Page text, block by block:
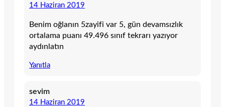
14 Haziran 2019
Benim oğlanın 5zayifi var 5, gün devamsızlık
ortalama puanı 49.496 sınıf tekrarı yazıyor
aydınlatın
Yanıtla
sevim
14 Haziran 2019